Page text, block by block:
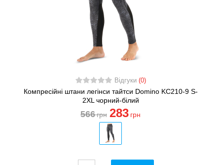
Відгуки (0)
Компресійні штани легінси тайтси Domino KC210-9 S-
2XL чорний-білий
566грн 283 грн